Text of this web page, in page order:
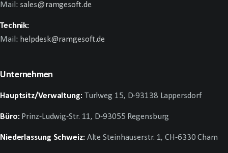
Mail: sales@ramgesoft.de
Technik:
Mail: helpdesk@ramgesoft.de
Unternehmen
Hauptsitz/Verwaltung: Turlweg 15, D-93138 Lappersdorf
Büro: Prinz-Ludwig-Str. 11, D-93055 Regensburg
Niederlassung Schweiz: Alte Steinhauserstr. 1, CH-6330 Cham